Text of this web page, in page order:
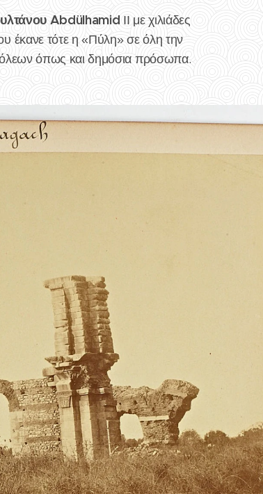
Abdülhamid ΙΙ με χιλιάδες
έκανε τότε η «Πύλη» σε όλη την
όπως και δημόσια πρόσωπα.